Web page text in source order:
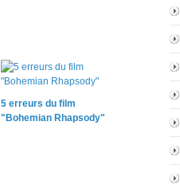
5 erreurs du film
"Bohemian Rhapsody"